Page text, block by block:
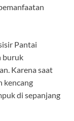
Pantai
buruk
Karena saat
kencang
di sepanjang